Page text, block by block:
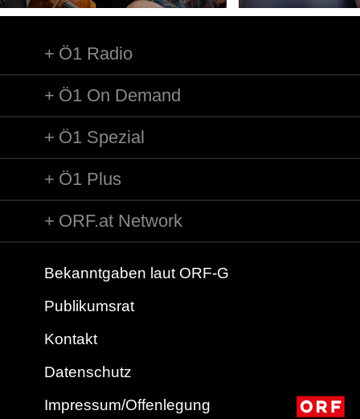
Ö1 Radio
Ö1 On Demand
Ö1 Spezial
Ö1 Plus
ORF.at Network
Bekanntgaben laut ORF-G
Publikumsrat
Kontakt
Datenschutz
Impressum/Offenlegung